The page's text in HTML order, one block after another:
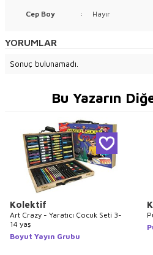
Cep Boy : Hayır
YORUMLAR
Sonuç bulunamadı.
Bu Yazarın
Kolektif
Art Crazy - Yaratıcı Çocuk Seti 3-
14 yaş
Boyut Yayın Grubu